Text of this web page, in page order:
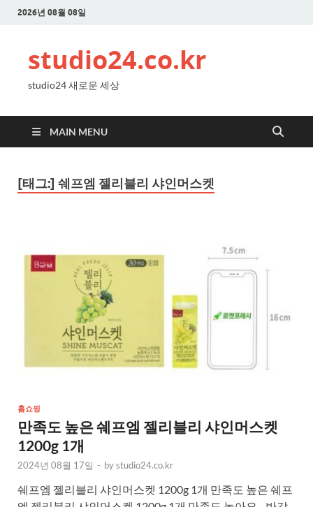
2026년 08월 08일
studio24.co.kr
studio24 새로운 세상
MAIN MENU
[태그:] 쉐프엠 젤리블리 샤인머스켓
홈쇼핑
만족도 높은 쉐프엠 젤리블리 샤인머스켓
1200g 1개
2024년 08월 17일 - bystudio24.co.kr
쉐프엠 젤리블리 샤인머스켓 1200g 1개 만족도 높은 쉐프